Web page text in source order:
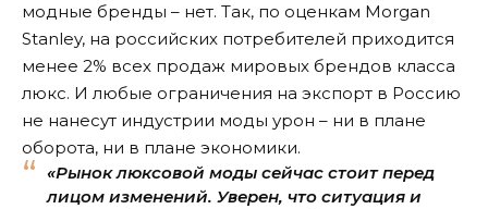
модные бренды – нет. Так, по оценкам Morgan
Stanley, на российских потребителей приходится
менее 2% всех продаж мировых брендов класса
люкс. И любые ограничения на экспорт в Россию
не нанесут индустрии моды урон – ни в плане
оборота, ни в плане экономики.
«Рынок люксовой моды сейчас стоит перед
лицом изменений. Уверен, что ситуация и